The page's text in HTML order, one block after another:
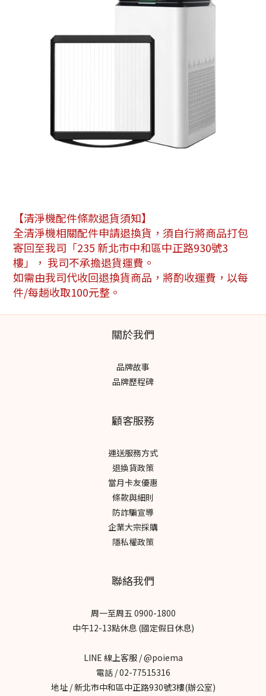
【清淨機配件條款退貨須知】
全清淨機相關配件申請退換貨，須自行將商品打包
寄回至我司「235 新北市中和區中正路930號3
樓」， 我司不承擔退貨運費。
如需由我司代收回退換貨商品，將酌收運費，以每
件/每趟收取100元整。
關於我們
品牌故事
品牌歷程碑
顧客服務
運送服務方式
退換貨政策
當月卡友優惠
條款與細則
防詐騙宣導
企業大宗採購
隱私權政策
聯絡我們
周一至周五 0900-1800
中午12-13點休息 (國定假日休息)
LINE 線上客服 / @poiema
電話 / 02-77515316
地址 / 新北市中和區中正路930號3樓(辦公室)